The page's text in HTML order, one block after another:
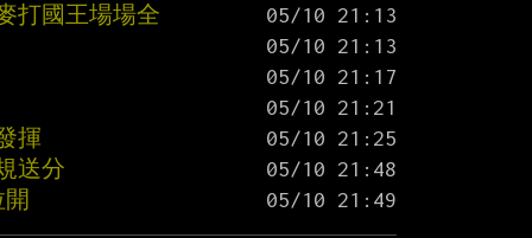
打國王場場全
揮
送分